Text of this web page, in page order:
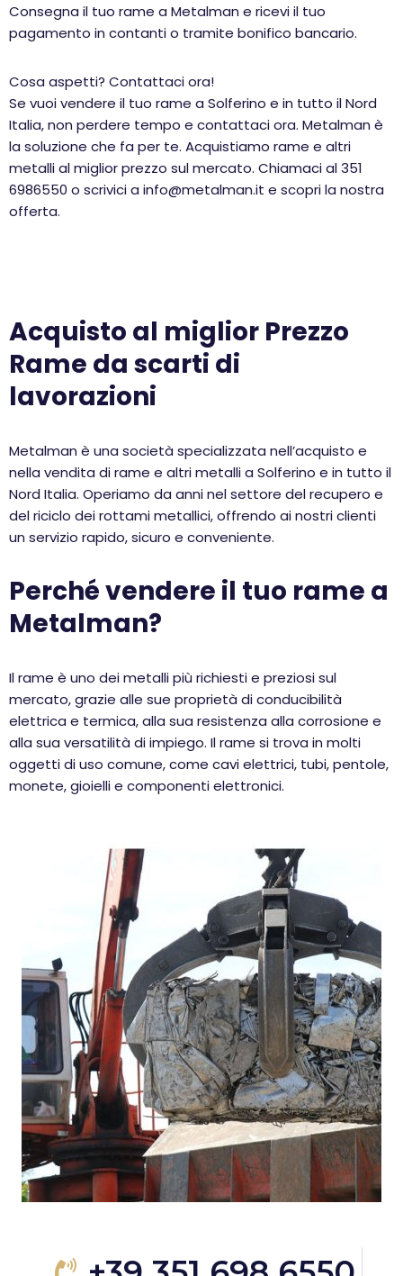
Consegna il tuo rame a Metalman e ricevi il tuo
pagamento in contanti o tramite bonifico bancario.
Cosa aspetti? Contattaci ora!
Se vuoi vendere il tuo rame a Solferino e in tutto il Nord
Italia, non perdere tempo e contattaci ora. Metalman è
la soluzione che fa per te. Acquistiamo rame e altri
metalli al miglior prezzo sul mercato. Chiamaci al 351
6986550 o scrivici a info@metalman.it e scopri la nostra
offerta.
Acquisto al miglior Prezzo
Rame da scarti di
lavorazioni
Metalman è una società specializzata nell’acquisto e
nella vendita di rame e altri metalli a Solferino e in tutto il
Nord Italia. Operiamo da anni nel settore del recupero e
del riciclo dei rottami metallici, offrendo ai nostri clienti
un servizio rapido, sicuro e conveniente.
Perché vendere il tuo rame a
Metalman?
Il rame è uno dei metalli più richiesti e preziosi sul
mercato, grazie alle sue proprietà di conducibilità
elettrica e termica, alla sua resistenza alla corrosione e
alla sua versatilità di impiego. Il rame si trova in molti
oggetti di uso comune, come cavi elettrici, tubi, pentole,
monete, gioielli e componenti elettronici.